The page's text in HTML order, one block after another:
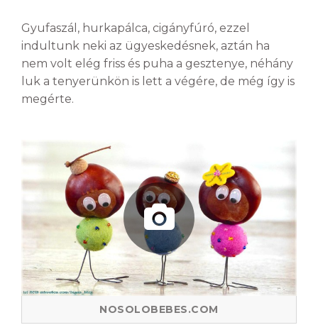
Gyufaszál, hurkapálca, cigányfúró, ezzel
indultunk neki az ügyeskedésnek, aztán ha
nem volt elég friss és puha a gesztenye, néhány
luk a tenyerünkön is lett a végére, de még így is
megérte.
NOSOLOBEBES.COM